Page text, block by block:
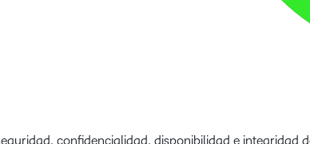
confidencialidad, disponibilidad e integridad